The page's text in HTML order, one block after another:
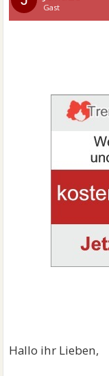
Gast
Hallo ihr Lieben,